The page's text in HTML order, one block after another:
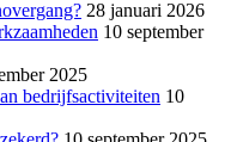
28 januari 2026
10 september
2025
bedrijfsactiviteiten 10